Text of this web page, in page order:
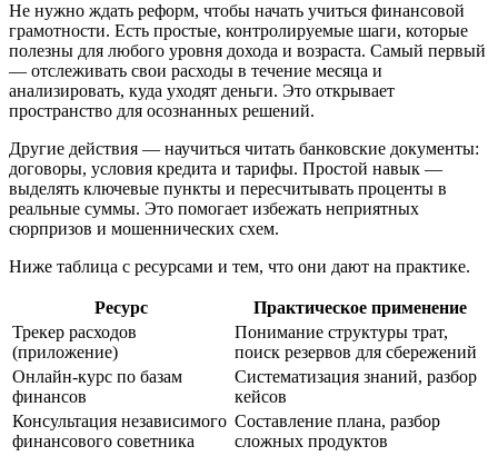
Не нужно ждать реформ, чтобы начать учиться финансовой
грамотности. Есть простые, контролируемые шаги, которые
полезны для любого уровня дохода и возраста. Самый первый
— отслеживать свои расходы в течение месяца и
анализировать, куда уходят деньги. Это открывает
пространство для осознанных решений.
Другие действия — научиться читать банковские документы:
договоры, условия кредита и тарифы. Простой навык —
выделять ключевые пункты и пересчитывать проценты в
реальные суммы. Это помогает избежать неприятных
сюрпризов и мошеннических схем.
Ниже таблица с ресурсами и тем, что они дают на практике.
Ресурс
Практическое применение
Трекер расходов
(приложение)
Понимание структуры трат,
поиск резервов для сбережений
Онлайн-курс по базам
финансов
Систематизация знаний, разбор
кейсов
Консультация независимого
финансового советника
Составление плана, разбор
сложных продуктов